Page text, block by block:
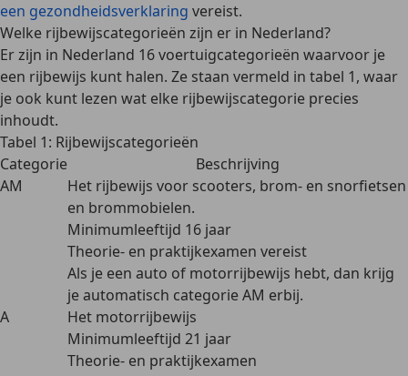
een gezondheidsverklaring vereist.
Welke rijbewijscategorieën zijn er in Nederland?
Er zijn in Nederland 16 voertuigcategorieën waarvoor je
een rijbewijs kunt halen. Ze staan vermeld in tabel 1, waar
je ook kunt lezen wat elke rijbewijscategorie precies
inhoudt.
Tabel 1: Rijbewijscategorieën
Categorie
Beschrijving
AM
Het rijbewijs voor scooters, brom- en snorfietsen
en brommobielen.
Minimumleeftijd 16 jaar
Theorie- en praktijkexamen vereist
Als je een auto of motorrijbewijs hebt, dan krijg
je automatisch categorie AM erbij.
A
Het motorrijbewijs
Minimumleeftijd 21 jaar
Theorie- en praktijkexamen